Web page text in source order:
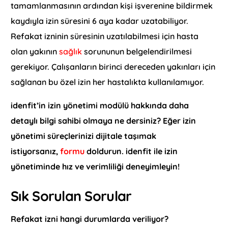
tamamlanmasının ardından kişi işverenine bildirmek
kaydıyla izin süresini 6 aya kadar uzatabiliyor.
Refakat izninin süresinin uzatılabilmesi için hasta
olan yakınınsağlık sorununun belgelendirilmesi
gerekiyor. Çalışanların birinci dereceden yakınları için
sağlanan bu özel izin her hastalıkta kullanılamıyor.
idenfit’in izin yönetimi modülü hakkında daha
detaylı bilgi sahibi olmaya ne dersiniz? Eğer izin
yönetimi süreçlerinizi dijitale taşımak
istiyorsanız,formu doldurun. idenfit ile izin
yönetiminde hız ve verimliliği deneyimleyin!
Sık Sorulan Sorular
Refakat izni hangi durumlarda veriliyor?